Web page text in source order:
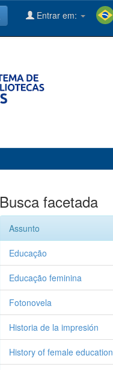
Entrar em:
Busca facetada
Assunto
Educação
Educação feminina
Fotonovela
Historia de la impresión
History of female education